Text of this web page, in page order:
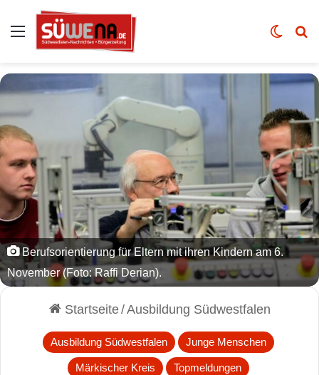
Auswahl Skin
Berufsorientierung für Eltern mit ihren Kindern am 6.
November (Foto: Raffi Derian).
Startseite/Ausbildung Südwestfalen
Ausbildung Südwestfalen Junge Menschen
Märkischer Kreis Topmeldungen